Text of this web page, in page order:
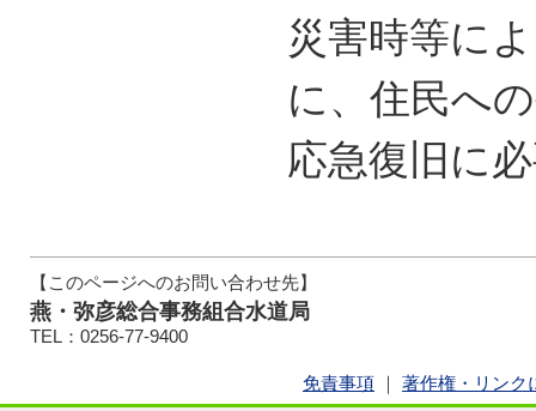
災害時等に
に、住民へ
応急復旧に
【このページへのお問い合わせ先】
燕・弥彦総合事務組合水道局
TEL：0256-77-9400
免責事項 著作権・リンク